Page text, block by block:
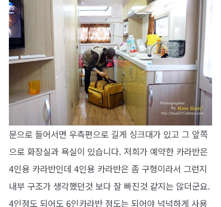
문으로 들어서면 우측편으로 길게 싱크대가 있고 그 앞쪽
으로 화장실과 욕실이 있습니다. 저희가 예약한 카라반은
4인용 카라반인데 4인용 카라반은 좀 구형이라서 그런지
내부 구조가 생각했던것 보다 잘 빠진것 같지는 않더군요.
4인정도 되어도 6인카라반 정도는 되어야 넉넉하게 사용